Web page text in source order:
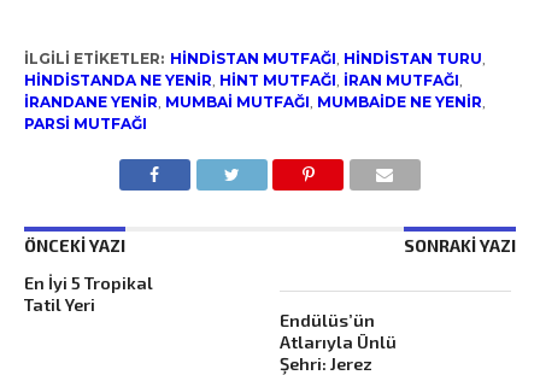
İLGILI ETIKETLER: HINDISTAN MUTFAĞI HINDISTAN TURU
HINDISTANDA NE YENIR HINT MUTFAĞI IRAN MUTFAĞI
IRANDANE YENIR MUMBAI MUTFAĞI MUMBAIDE NE YENIR
PARSI MUTFAĞI
ÖNCEKI YAZI
SONRAKI YAZI
En İyi 5 Tropikal
Tatil Yeri
Endülüs’ün
Atlarıyla Ünlü
Şehri: Jerez